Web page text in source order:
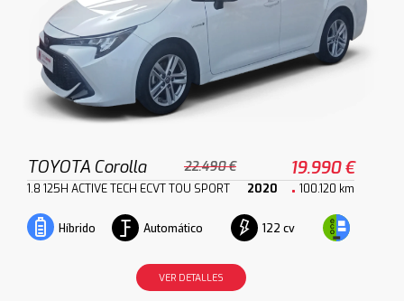
TOYOTA Corolla 22.490 € 19.990 €
1.8 125H ACTIVE TECH ECVT TOU SPORT 2020 100.120 km
Híbrido Automático 122 cv
VER DETALLES